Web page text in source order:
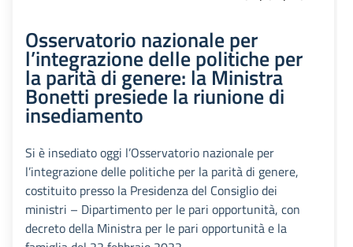
Osservatorio nazionale per
l’integrazione delle politiche per
la parità di genere: la Ministra
Bonetti presiede la riunione di
insediamento
Si è insediato oggi l’Osservatorio nazionale per
l’integrazione delle politiche per la parità di genere,
costituito presso la Presidenza del Consiglio dei
ministri – Dipartimento per le pari opportunità, con
decreto della Ministra per le pari opportunità e la